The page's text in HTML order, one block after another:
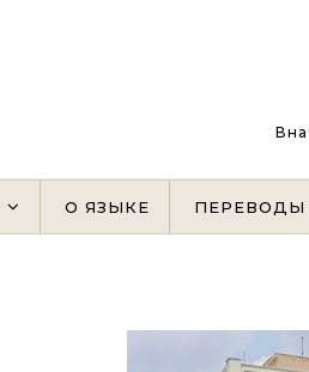
О ЯЗЫКЕ ПЕРЕВОДЫ